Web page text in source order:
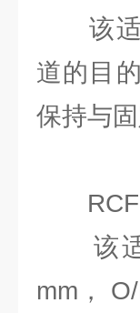
该适
道的⽬
保持与
RCF
该适
mm，